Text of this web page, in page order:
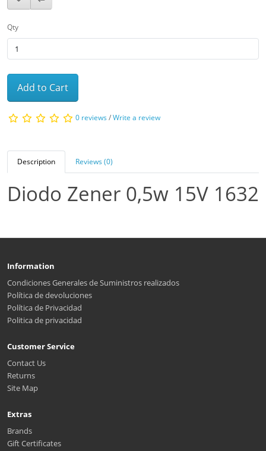
Qty
Add to Cart
0 reviews/Write a review
Description Reviews (0)
Diodo Zener 0,5w 15V 1632
Information
Condiciones Generales de Suministros realizados
Política de devoluciones
Política de Privacidad
Politica de privacidad
Customer Service
Contact Us
Returns
Site Map
Extras
Brands
Gift Certificates